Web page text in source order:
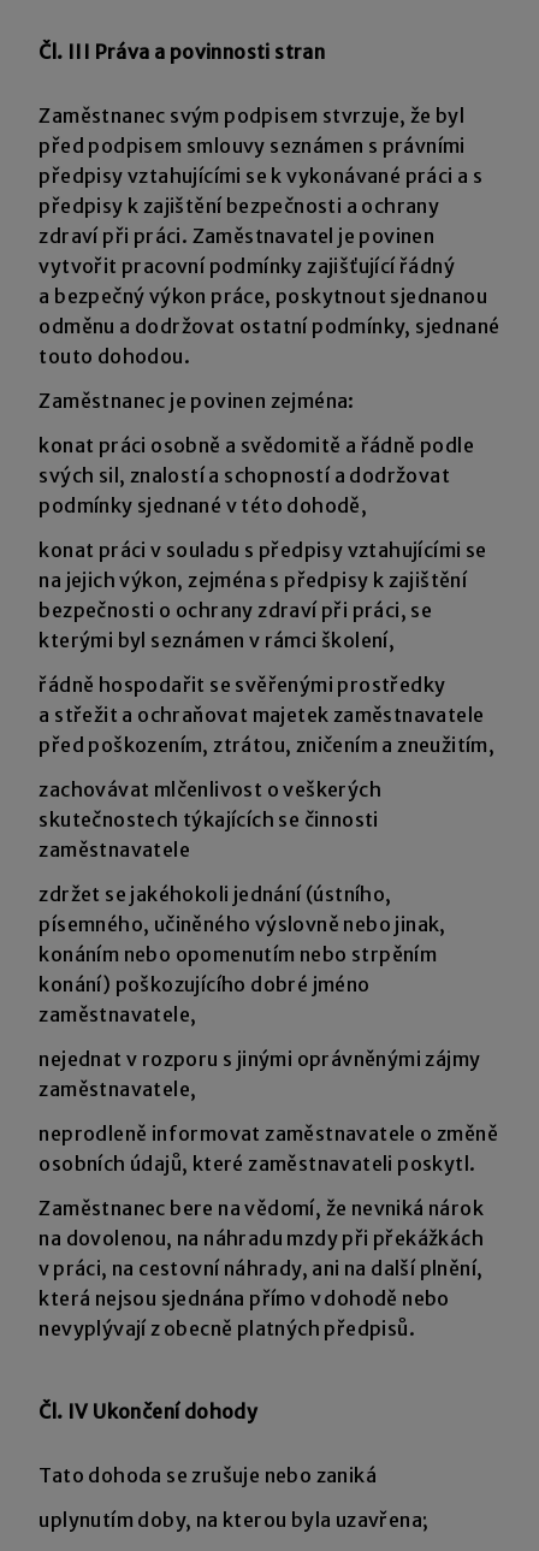
Čl. III Práva a povinnosti stran
Zaměstnanec svým podpisem stvrzuje, že byl
před podpisem smlouvy seznámen s právními
předpisy vztahujícími se k vykonávané práci a s
předpisy k zajištění bezpečnosti a ochrany
zdraví při práci. Zaměstnavatel je povinen
vytvořit pracovní podmínky zajišťující řádný
a bezpečný výkon práce, poskytnout sjednanou
odměnu a dodržovat ostatní podmínky, sjednané
touto dohodou.
Zaměstnanec je povinen zejména:
konat práci osobně a svědomitě a řádně podle
svých sil, znalostí a schopností a dodržovat
podmínky sjednané v této dohodě,
konat práci v souladu s předpisy vztahujícími se
na jejich výkon, zejména s předpisy k zajištění
bezpečnosti o ochrany zdraví při práci, se
kterými byl seznámen v rámci školení,
řádně hospodařit se svěřenými prostředky
a střežit a ochraňovat majetek zaměstnavatele
před poškozením, ztrátou, zničením a zneužitím,
zachovávat mlčenlivost o veškerých
skutečnostech týkajících se činnosti
zaměstnavatele
zdržet se jakéhokoli jednání (ústního,
písemného, učiněného výslovně nebo jinak,
konáním nebo opomenutím nebo strpěním
konání) poškozujícího dobré jméno
zaměstnavatele,
nejednat v rozporu s jinými oprávněnými zájmy
zaměstnavatele,
neprodleně informovat zaměstnavatele o změně
osobních údajů, které zaměstnavateli poskytl.
Zaměstnanec bere na vědomí, že nevniká nárok
na dovolenou, na náhradu mzdy při překážkách
v práci, na cestovní náhrady, ani na další plnění,
která nejsou sjednána přímo v dohodě nebo
nevyplývají z obecně platných předpisů.
Čl. IV Ukončení dohody
Tato dohoda se zrušuje nebo zaniká
uplynutím doby, na kterou byla uzavřena;